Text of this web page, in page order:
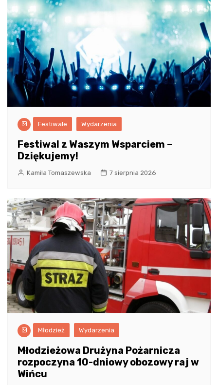
Festiwale Wydarzenia
Festiwal z Waszym Wsparciem –
Dziękujemy!
Kamila Tomaszewska 7 sierpnia 2026
Młodzież Wydarzenia
Młodzieżowa Drużyna Pożarnicza
rozpoczyna 10-dniowy obozowy raj w
Wińcu